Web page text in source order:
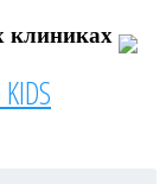
клиниках